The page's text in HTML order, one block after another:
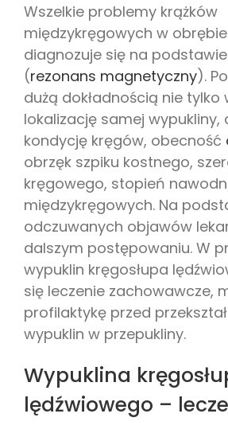
Wszelkie problemy krążków
międzykręgowych w
diagnozuje się na
(rezonans magnetyczny).
dużą dokładnością nie tylko
lokalizację samej wypukliny,
kondycję kręgów, obecność
obrzęk szpiku kostnego,
kręgowego, stopień
międzykręgowych. Na
odczuwanych objawów
dalszym postępowaniu. W
wypuklin kręgosłupa
się leczenie zachowawcze,
profilaktykę przed
wypuklin w przepukliny.
Wypuklina
lędźwiowego –